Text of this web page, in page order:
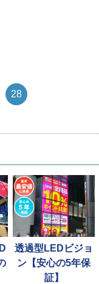
28
透過型LEDビジョ
ン【安心の5年保
証】